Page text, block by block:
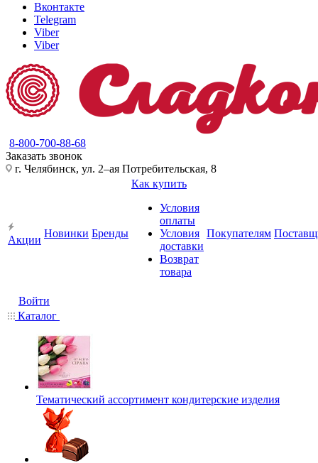
Вконтакте
Telegram
Viber
Viber
8-800-700-88-68
Заказать звонок
г. Челябинск, ул. 2–ая Потребительская, 8
Акции
Новинки Бренды
Как купить
Условия
оплаты
Условия
доставки
Возврат
товара
Покупателям
Войти
Каталог
Тематический ассортимент кондитерские изделия